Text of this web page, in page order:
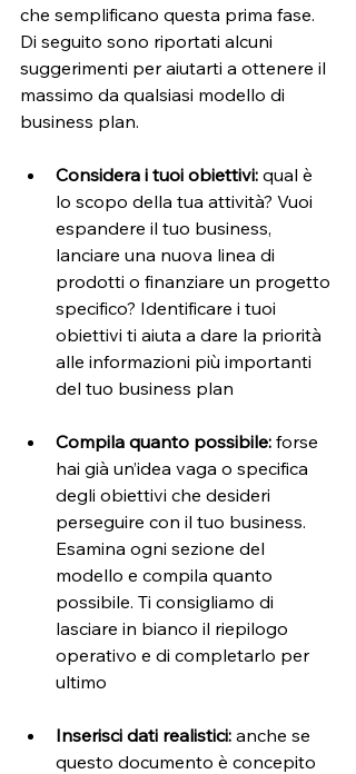
che semplificano questa prima fase.
Di seguito sono riportati alcuni
suggerimenti per aiutarti a ottenere il
massimo da qualsiasi modello di
business plan.
Considera i tuoi obiettivi: qual è
lo scopo della tua attività? Vuoi
espandere il tuo business,
lanciare una nuova linea di
prodotti o finanziare un progetto
specifico? Identificare i tuoi
obiettivi ti aiuta a dare la priorità
alle informazioni più importanti
del tuo business plan
Compila quanto possibile: forse
hai già un’idea vaga o specifica
degli obiettivi che desideri
perseguire con il tuo business.
Esamina ogni sezione del
modello e compila quanto
possibile. Ti consigliamo di
lasciare in bianco il riepilogo
operativo e di completarlo per
ultimo
Inserisci dati realistici: anche se
questo documento è concepito